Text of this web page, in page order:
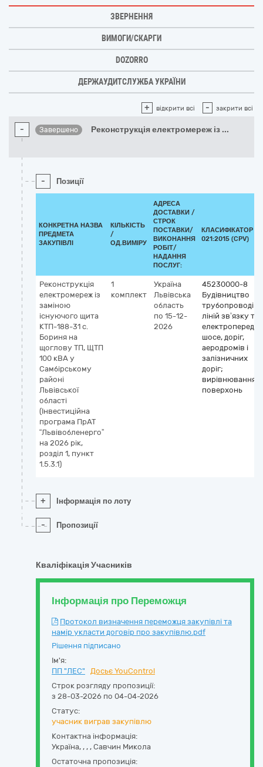
ЗВЕРНЕННЯ
ВИМОГИ/СКАРГИ
DOZORRO
ДЕРЖАУДИТСЛУЖБА УКРАЇНИ
+ відкрити всі - закрити всі
- Завершено Реконструкція електромереж із ...
- Позиції
КОНКРЕТНА НАЗВА
ПРЕДМЕТА
ЗАКУПІВЛІ
КІЛЬКІСТЬ
/
ОД.ВИМІРУ
АДРЕСА
ДОСТАВКИ /
СТРОК
ПОСТАВКИ/
ВИКОНАННЯ
РОБІТ/
НАДАННЯ
ПОСЛУГ:
КЛАСИФІКАТОР ДК
021:2015 (CPV)
Реконструкція
електромереж із
заміною
існуючого щита
КТП-188-31 с.
Бориня на
щоглову ТП, ЩТП
100 кВА у
Самбірському
районі
Львівської
області
(Інвестиційна
програма ПрАТ
“Львівобленергоˮ
на 2026 рік,
розділ 1, пункт
1.5.3.1)
1
комплект
Україна
Львівська
область
по 15-12-
2026
45230000-8
Будівництво
трубопроводів,
ліній зв’язку та
шосе, доріг,
аеродромів і
залізничних
доріг;
вирівнювання
поверхонь
+ Інформація по лоту
- Пропозиції
Кваліфікація Учасників
Інформація про Переможця
Протокол визначення переможця закупівлі та
намір укласти договір про закупівлю.pdf
Рішення підписано
Ім'я:
ПП "ЛЕС"
Досьє YouControl
Строк розгляду пропозиції:
з 28-03-2026 по 04-04-2026
Статус:
учасник виграв закупівлю
Контактна інформація:
Україна, , , , Савчин Микола
Остаточна пропозиція: